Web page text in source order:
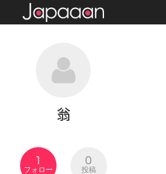
翁
1
フォロー
0
投稿